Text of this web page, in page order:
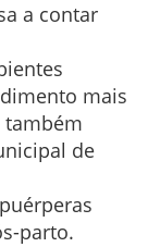
a contar
mais
também
de
parto.